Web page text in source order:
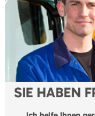
SIE HABEN